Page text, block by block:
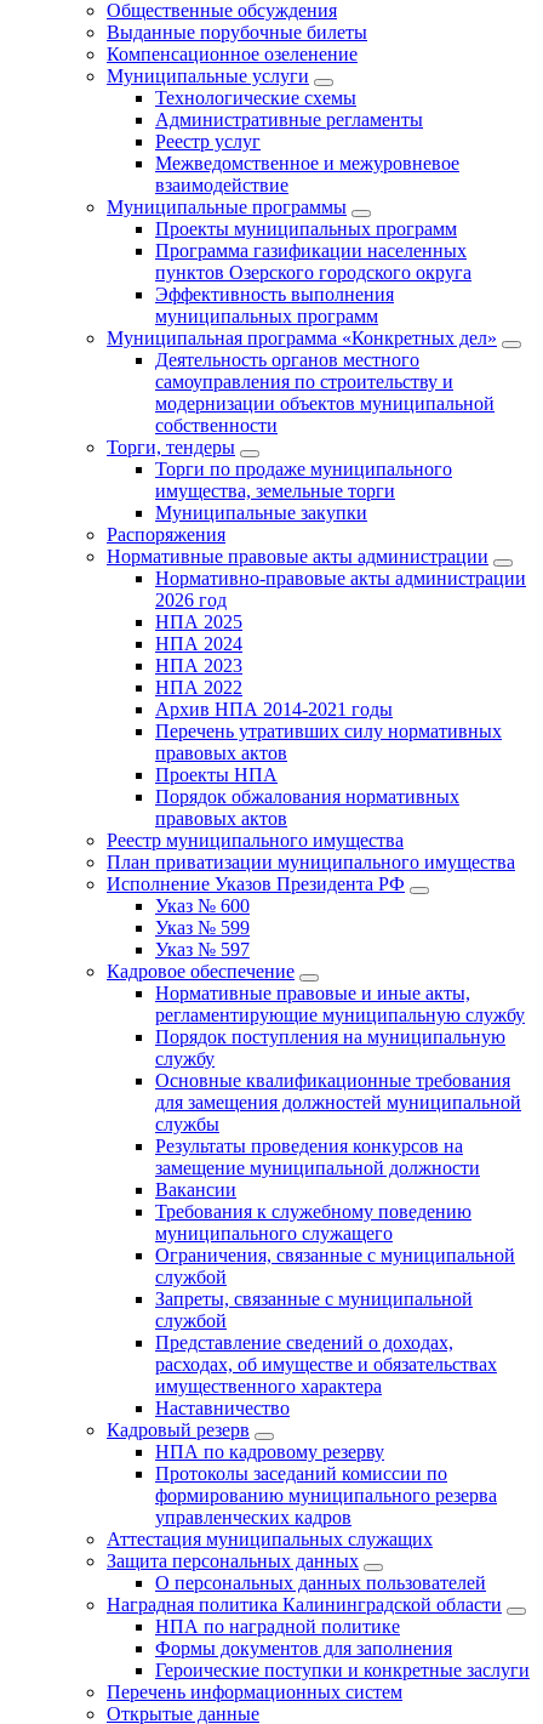
Общественные обсуждения
Выданные порубочные билеты
Компенсационное озеленение
Муниципальные услуги
Технологические схемы
Административные регламенты
Реестр услуг
Межведомственное и межуровневое
взаимодействие
Муниципальные программы
Проекты муниципальных программ
Программа газификации населенных
пунктов Озерского городского округа
Эффективность выполнения
муниципальных программ
Муниципальная программа «Конкретных дел»
Деятельность органов местного
самоуправления по строительству и
модернизации объектов муниципальной
собственности
Торги, тендеры
Торги по продаже муниципального
имущества, земельные торги
Муниципальные закупки
Распоряжения
Нормативные правовые акты администрации
Нормативно-правовые акты администрации
2026 год
НПА 2025
НПА 2024
НПА 2023
НПА 2022
Архив НПА 2014-2021 годы
Перечень утративших силу нормативных
правовых актов
Проекты НПА
Порядок обжалования нормативных
правовых актов
Реестр муниципального имущества
План приватизации муниципального имущества
Исполнение Указов Президента РФ
Указ № 600
Указ № 599
Указ № 597
Кадровое обеспечение
Нормативные правовые и иные акты,
регламентирующие муниципальную службу
Порядок поступления на муниципальную
службу
Основные квалификационные требования
для замещения должностей муниципальной
службы
Результаты проведения конкурсов на
замещение муниципальной должности
Вакансии
Требования к служебному поведению
муниципального служащего
Ограничения, связанные с муниципальной
службой
Запреты, связанные с муниципальной
службой
Представление сведений о доходах,
расходах, об имуществе и обязательствах
имущественного характера
Наставничество
Кадровый резерв
НПА по кадровому резерву
Протоколы заседаний комиссии по
формированию муниципального резерва
управленческих кадров
Аттестация муниципальных служащих
Защита персональных данных
О персональных данных пользователей
Наградная политика Калининградской области
НПА по наградной политике
Формы документов для заполнения
Героические поступки и конкретные заслуги
Перечень информационных систем
Открытые данные